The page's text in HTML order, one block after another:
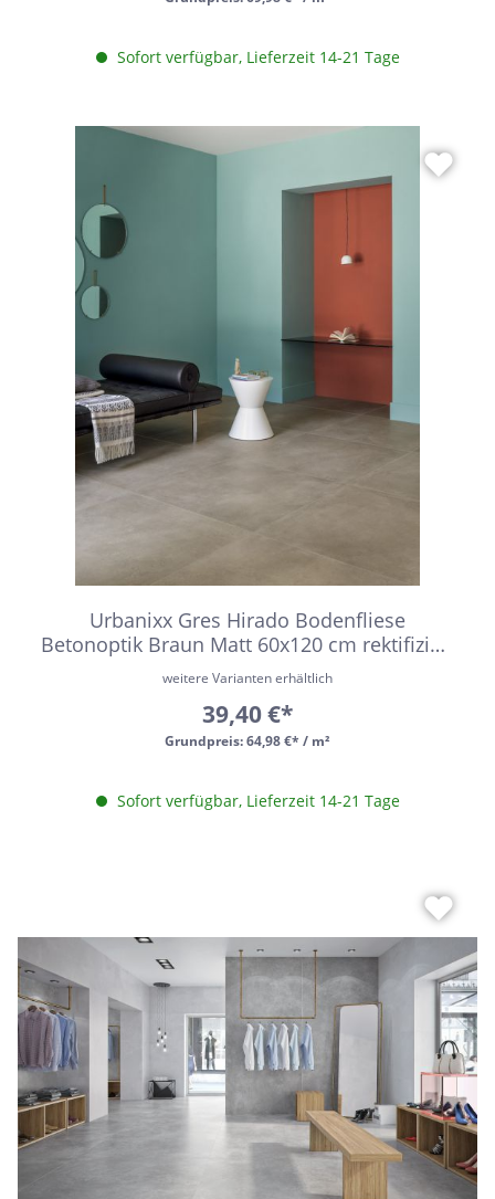
Sofort verfügbar, Lieferzeit 14-21 Tage
Urbanixx Gres Hirado Bodenfliese
Betonoptik Braun Matt 60x120 cm rektifiziert
R10
Grundpreis:64,98 €* / m²
weitere Varianten erhältlich
39,40 €*
Sofort verfügbar, Lieferzeit 14-21 Tage